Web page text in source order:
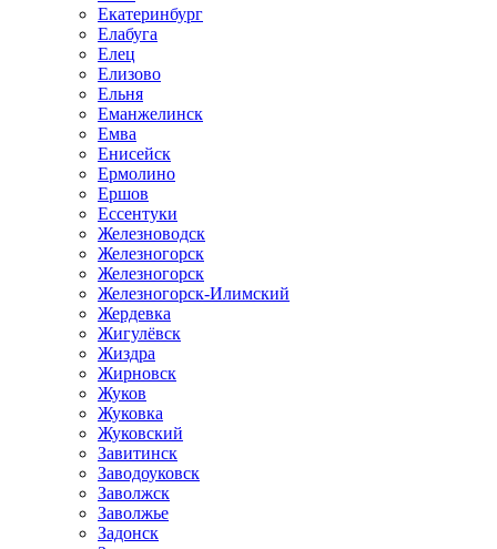
Екатеринбург
Елабуга
Елец
Елизово
Ельня
Еманжелинск
Емва
Енисейск
Ермолино
Ершов
Ессентуки
Железноводск
Железногорск
Железногорск
Железногорск-Илимский
Жердевка
Жигулёвск
Жиздра
Жирновск
Жуков
Жуковка
Жуковский
Завитинск
Заводоуковск
Заволжск
Заволжье
Задонск